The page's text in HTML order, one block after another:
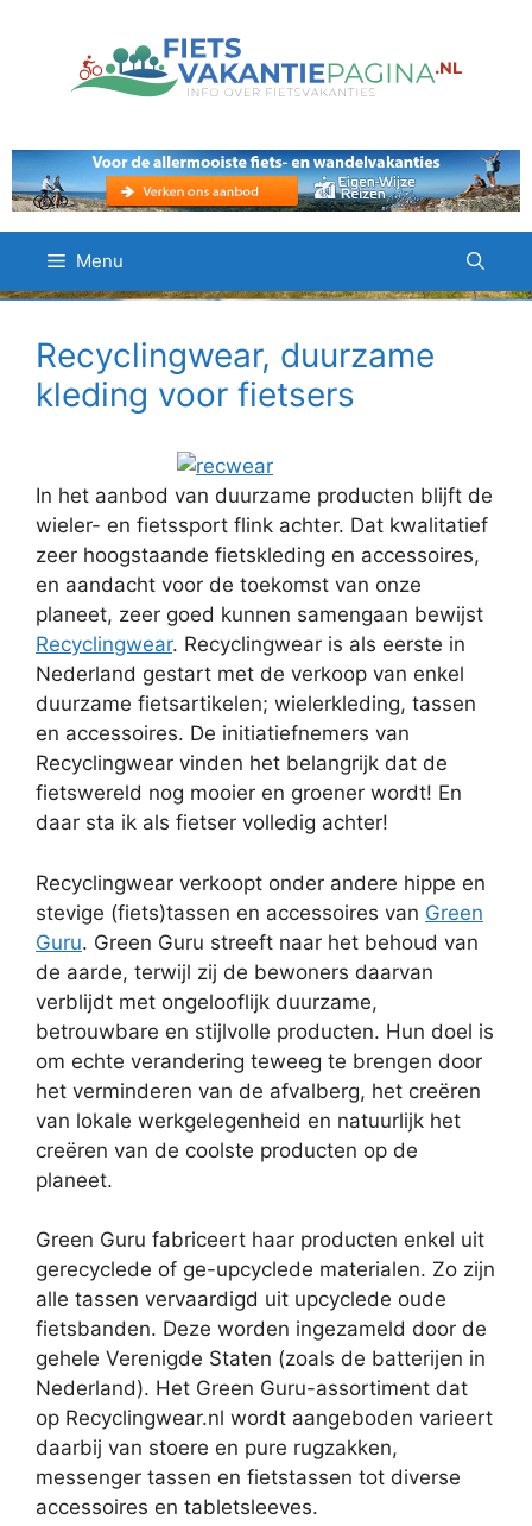
Menu
Recyclingwear, duurzame
kleding voor fietsers
In het aanbod van duurzame producten blijft de
wieler- en fietssport flink achter. Dat kwalitatief
zeer hoogstaande fietskleding en accessoires,
en aandacht voor de toekomst van onze
planeet, zeer goed kunnen samengaan bewijst
Recyclingwear. Recyclingwear is als eerste in
Nederland gestart met de verkoop van enkel
duurzame fietsartikelen; wielerkleding, tassen
en accessoires. De initiatiefnemers van
Recyclingwear vinden het belangrijk dat de
fietswereld nog mooier en groener wordt! En
daar sta ik als fietser volledig achter!
Recyclingwear verkoopt onder andere hippe en
stevige (fiets)tassen en accessoires van Green
Guru. Green Guru streeft naar het behoud van
de aarde, terwijl zij de bewoners daarvan
verblijdt met ongelooflijk duurzame,
betrouwbare en stijlvolle producten. Hun doel is
om echte verandering teweeg te brengen door
het verminderen van de afvalberg, het creëren
van lokale werkgelegenheid en natuurlijk het
creëren van de coolste producten op de
planeet.
Green Guru fabriceert haar producten enkel uit
gerecyclede of ge-upcyclede materialen. Zo zijn
alle tassen vervaardigd uit upcyclede oude
fietsbanden. Deze worden ingezameld door de
gehele Verenigde Staten (zoals de batterijen in
Nederland). Het Green Guru-assortiment dat
op Recyclingwear.nl wordt aangeboden varieert
daarbij van stoere en pure rugzakken,
messenger tassen en fietstassen tot diverse
accessoires en tabletsleeves.